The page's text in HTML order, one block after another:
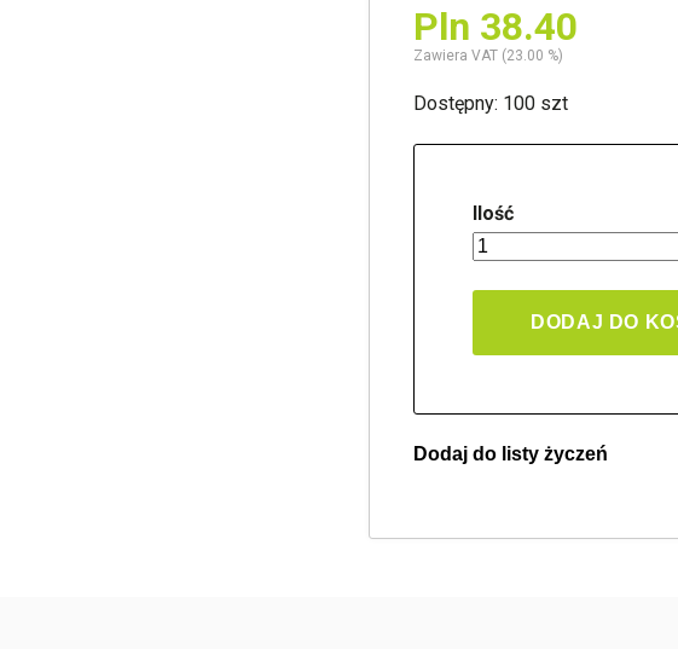
Pln 38.40
Zawiera VAT (23.00 %)
Dostępny: 100 szt
Ilość
DODAJ DO
Pln 0.00
Dodaj do listy życzeń